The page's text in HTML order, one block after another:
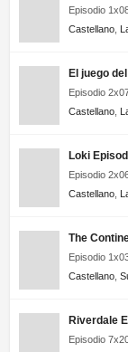
Pasión de
Episodio 2
Pasión de
Episodio 1
Episodio
Castellano
El juego
Episodio
Castellano
Loki
Episodio
Castellano
The
Episodio
Castellano
Riverdale
Episodio